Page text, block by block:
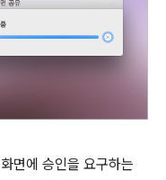
면에 승인을 요구하는